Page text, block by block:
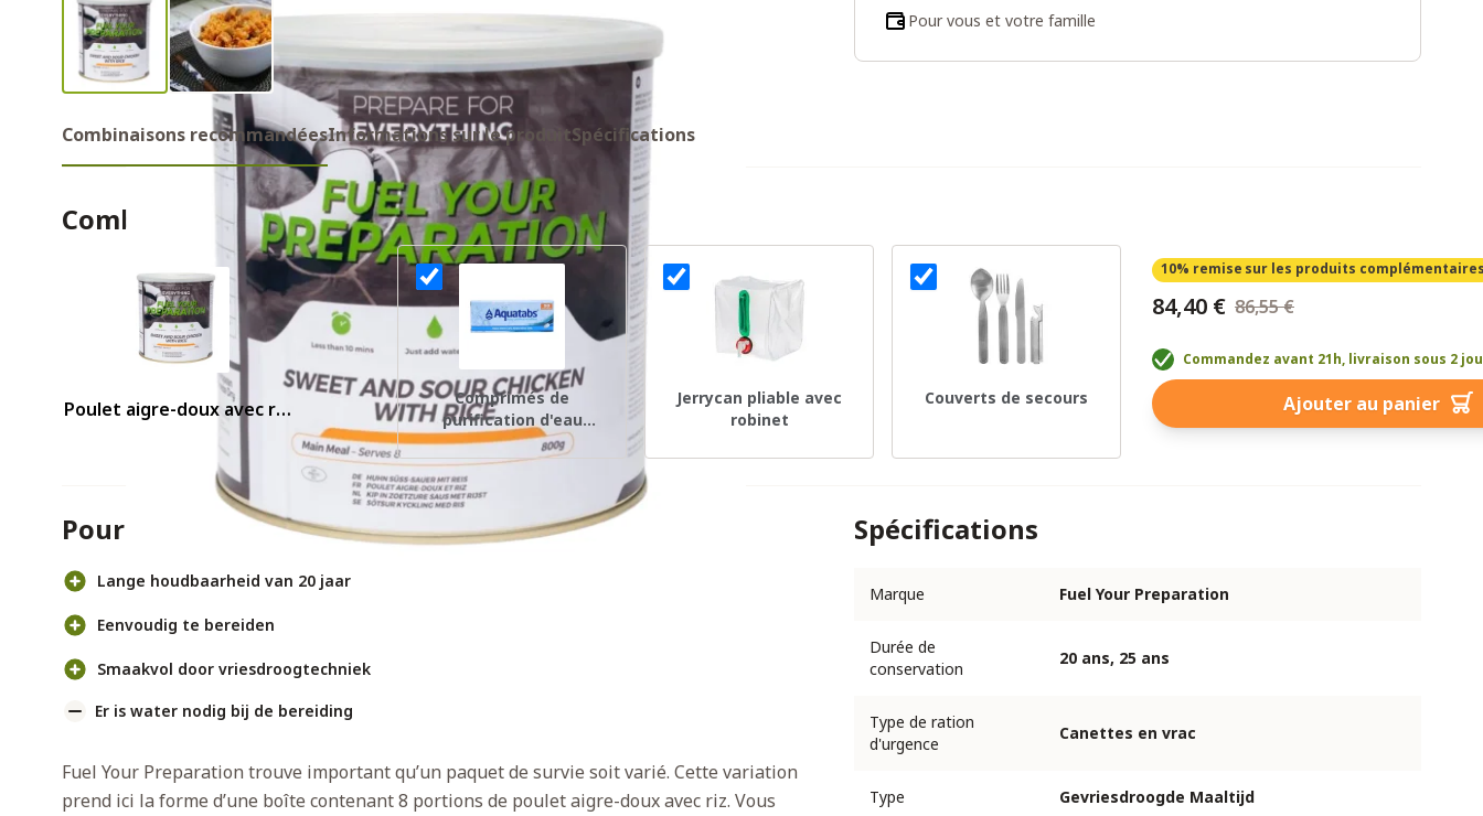
Pour vous et votre famille
Combinaisons recommandéesInformations sur le produitSpécifications
Combinaisons recommandes
Poulet aigre-doux avec riz
Comprimés de
purification d'eau
Aquatabs, 50 pièces
Jerrycan pliable avec
robinet
Couverts de secours
10% remise sur les produits
84,40 € 86,55 €
Commandez avant 21h, livraison sous 2
Ajouter au panier
Pour et contre
Lange houdbaarheid van 20 jaar
Eenvoudig te bereiden
Smaakvol door vriesdroogtechniek
Er is water nodig bij de bereiding
Fuel Your Preparation trouve important qu’un paquet de survie soit varié. Cette variation
prend ici la forme d’une boîte contenant 8 portions de poulet aigre-doux avec riz. Vous
Spécifications
Marque Fuel Your Preparation
Durée de
conservation
20 ans, 25 ans
Type de ration
d'urgence
Canettes en vrac
Type Gevriesdroogde Maaltijd